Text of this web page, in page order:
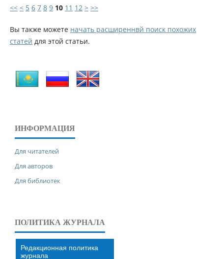
<< < 5 6 7 8 9 10 11 12 > >>
Вы также можете начать расширеннвй поиск похожих
статей для этой статьи.
ИНФОРМАЦИЯ
Для читателей
Для авторов
Для библиотек
ПОЛИТИКА ЖУРНАЛА
Редакционная политика
журнала